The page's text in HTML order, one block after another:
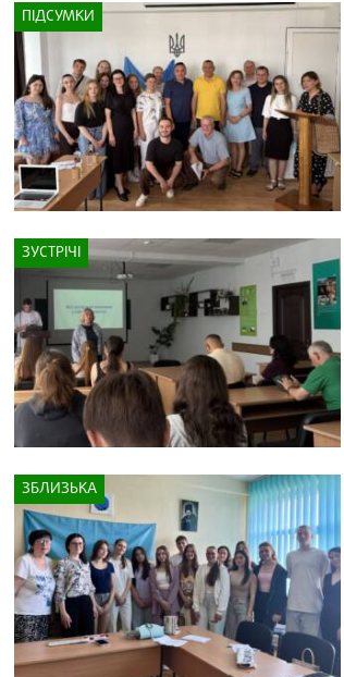
ПІДСУМКИ
ЗУСТРІЧІ
ЗБЛИЗЬКА